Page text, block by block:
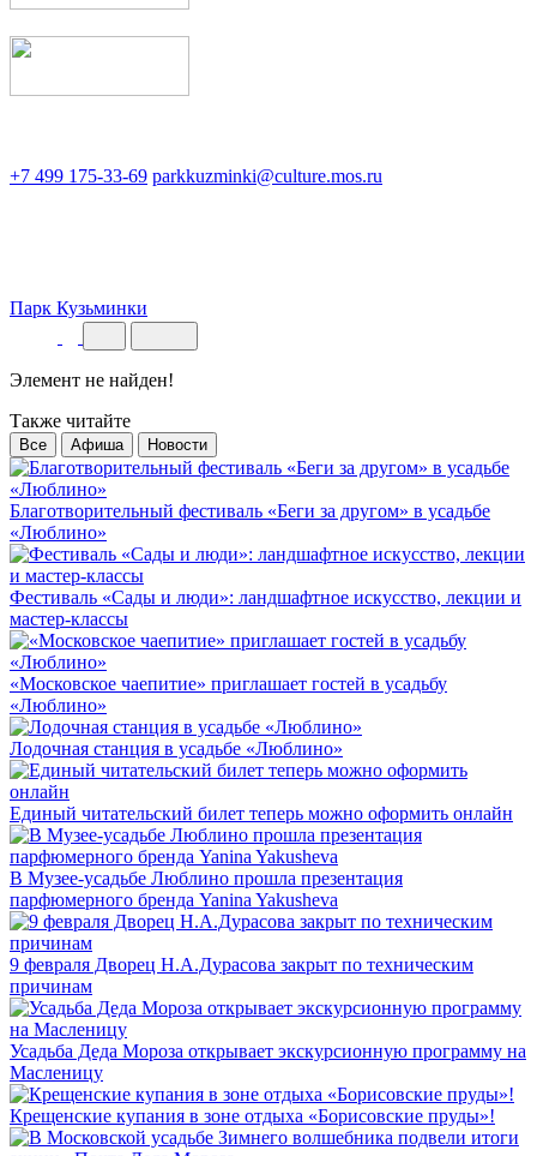
+7 499 175-33-69 parkkuzminki@culture.mos.ru
Парк Кузьминки
Элемент не найден!
Также читайте
Все Афиша Новости
Благотворительный фестиваль «Беги за другом» в усадьбе
«Люблино»
Фестиваль «Сады и люди»: ландшафтное искусство, лекции и
мастер-классы
«Московское чаепитие» приглашает гостей в усадьбу
«Люблино»
Лодочная станция в усадьбе «Люблино»
Единый читательский билет теперь можно оформить онлайн
В Музее-усадьбе Люблино прошла презентация
парфюмерного бренда Yanina Yakusheva
9 февраля Дворец Н.А.Дурасова закрыт по техническим
причинам
Усадьба Деда Мороза открывает экскурсионную программу на
Масленицу
Крещенские купания в зоне отдыха «Борисовские пруды»!